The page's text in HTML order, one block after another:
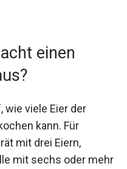
einen
wie viele Eier der
kann. Für
mit drei Eiern,
mit sechs oder mehr